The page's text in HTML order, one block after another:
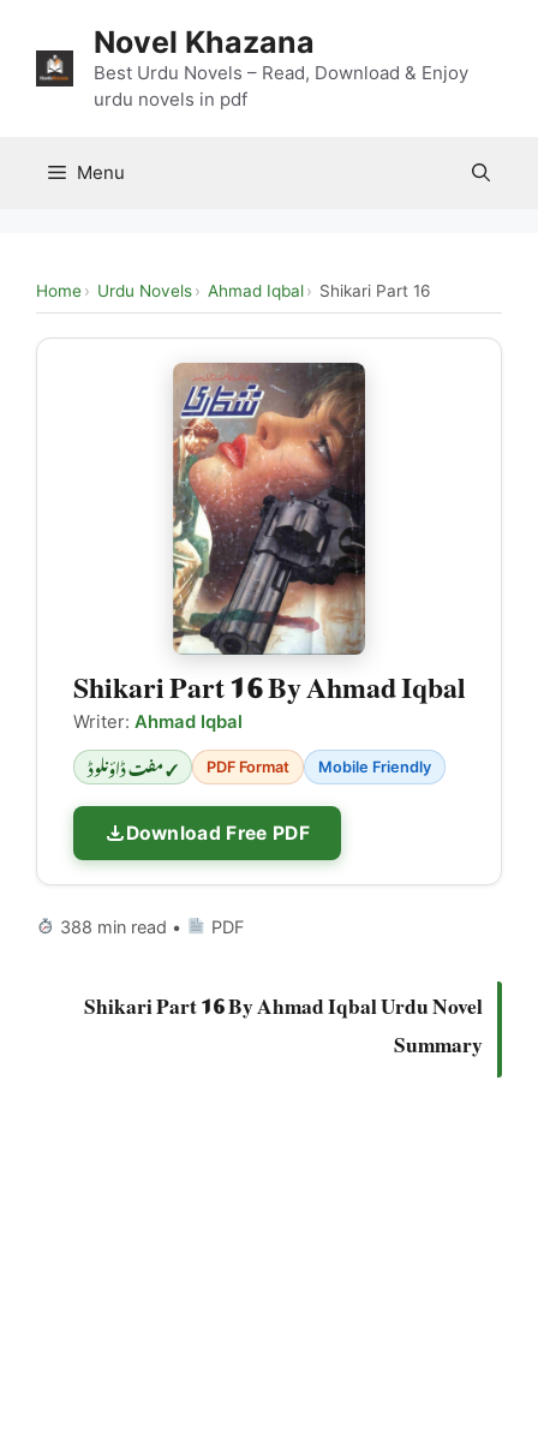
content
Novel Khazana
Best Urdu Novels – Read, Download & Enjoy
urdu novels in pdf
Menu
Home Urdu Novels Ahmad Iqbal Shikari Part 16
Shikari Part 16 By Ahmad Iqbal
Writer: Ahmad Iqbal
✓ مفت ڈاؤنلوڈ PDF Format Mobile Friendly
Download Free PDF
388 min read • PDF
Shikari Part 16 By Ahmad Iqbal Urdu Novel
Summary